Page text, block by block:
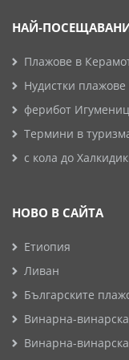
НАЙ-
Плажове в
Нудистки
ферибот
Термини в
с кола до
НОВО В САЙТА
Етиопия
Ливан
Българските
Винарна-
Винарна-